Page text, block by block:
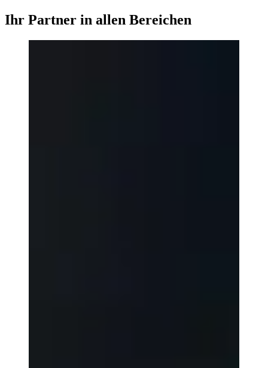
Ihr Partner in allen Bereichen